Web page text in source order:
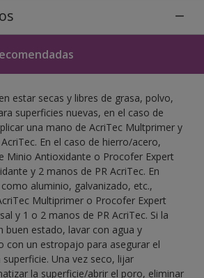
estar secas y libres de grasa, polvo,
superficies nuevas, en el caso de
una mano de AcriTec Multprimer y
En el caso de hierro/acero,
Minio Antioxidante o Procofer Expert
y 2 manos de PR AcriTec. En
aluminio, galvanizado, etc.,
Multiprimer o Procofer Expert
y 1 o 2 manos de PR AcriTec. Si la
buen estado, lavar con agua y
con un estropajo para asegurar el
Una vez seco, lijar
la superficie/abrir el poro, eliminar